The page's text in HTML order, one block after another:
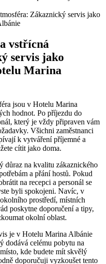
vstřícná‌
⁤servis jako
Marina
jsou ⁣v Hotelu Marina
⁣hodnot. Po příjezdu do
který je vždy připraven ⁤vám
Všichni zaměstnanci
k‍ vytváření ⁢příjemné‍ a
cítit jako doma.
důraz na kvalitu zákaznického
⁣a přání hostů. Pokud
na recepci a personál‍ se⁣
byli spokojeni. Navíc, v
⁢prostředí,​ místních
poskytne ‌doporučení a tipy,
okolní oblast.
je v Hotelu Marina Albánie
dodává celému pobytu⁢ na
kde budete mít skvělý
doporučuji vyzkoušet tento